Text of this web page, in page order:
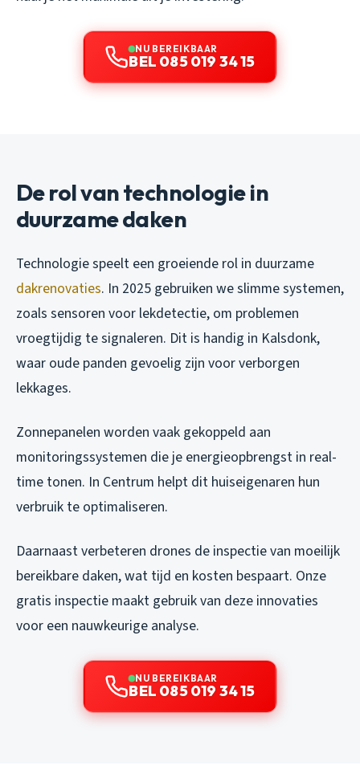
NU BEREIKBAAR
BEL 085 019 34 15
De rol van technologie in
duurzame daken
Technologie speelt een groeiende rol in duurzame
dakrenovaties. In 2025 gebruiken we slimme systemen,
zoals sensoren voor lekdetectie, om problemen
vroegtijdig te signaleren. Dit is handig in Kalsdonk,
waar oude panden gevoelig zijn voor verborgen
lekkages.
Zonnepanelen worden vaak gekoppeld aan
monitoringssystemen die je energieopbrengst in real-
time tonen. In Centrum helpt dit huiseigenaren hun
verbruik te optimaliseren.
Daarnaast verbeteren drones de inspectie van moeilijk
bereikbare daken, wat tijd en kosten bespaart. Onze
gratis inspectie maakt gebruik van deze innovaties
voor een nauwkeurige analyse.
NU BEREIKBAAR
BEL 085 019 34 15